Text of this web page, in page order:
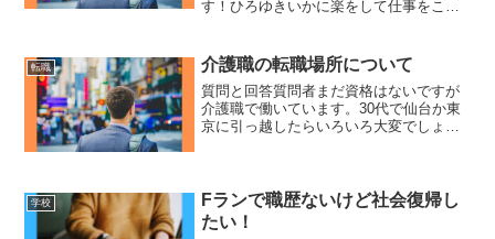
す！ひろゆきいかに楽をして仕事をこな
と、楽をするっていうのを悪いことのよ
うに捉える人が割と頭の悪い人...
転職 介護職の転職場所について
質問と回答質問者まだ資格はないですが
介護職で働いています。30代で仙台か東
京に引っ越したらいろいろ大変でしょう
さい。仙台と東京に転職...
学校
Fランで職歴ないけど社会復帰し
たい！